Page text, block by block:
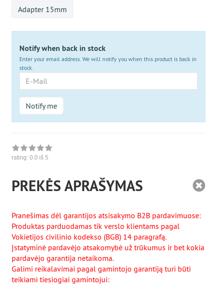
Adapter 15mm
Notify when back in stock
Enter your email address. We will notify you when this product is back in
stock.
Mail
Notify me
rating: 0.0 iš 5
PREKĖS APRAŠYMAS
Pranešimas dėl garantijos atsisakymo B2B pardavimuose:
Produktas parduodamas tik verslo klientams pagal
Vokietijos civilinio kodekso (BGB) 14 paragrafą.
Įstatyminė pardavėjo atsakomybė už trūkumus ir bet kokia
pardavėjo garantija netaikoma.
Galimi reikalavimai pagal gamintojo garantiją turi būti
teikiami tiesiogiai gamintojui: